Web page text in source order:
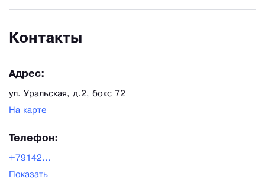
Контакты
Адрес:
ул. Уральская, д.2, бокс 72
На карте
Телефон:
+79142...
Показать